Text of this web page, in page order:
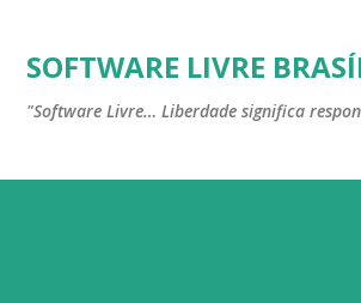
SOFTWARE LIVRE
"Software Livre… Liberdade significa